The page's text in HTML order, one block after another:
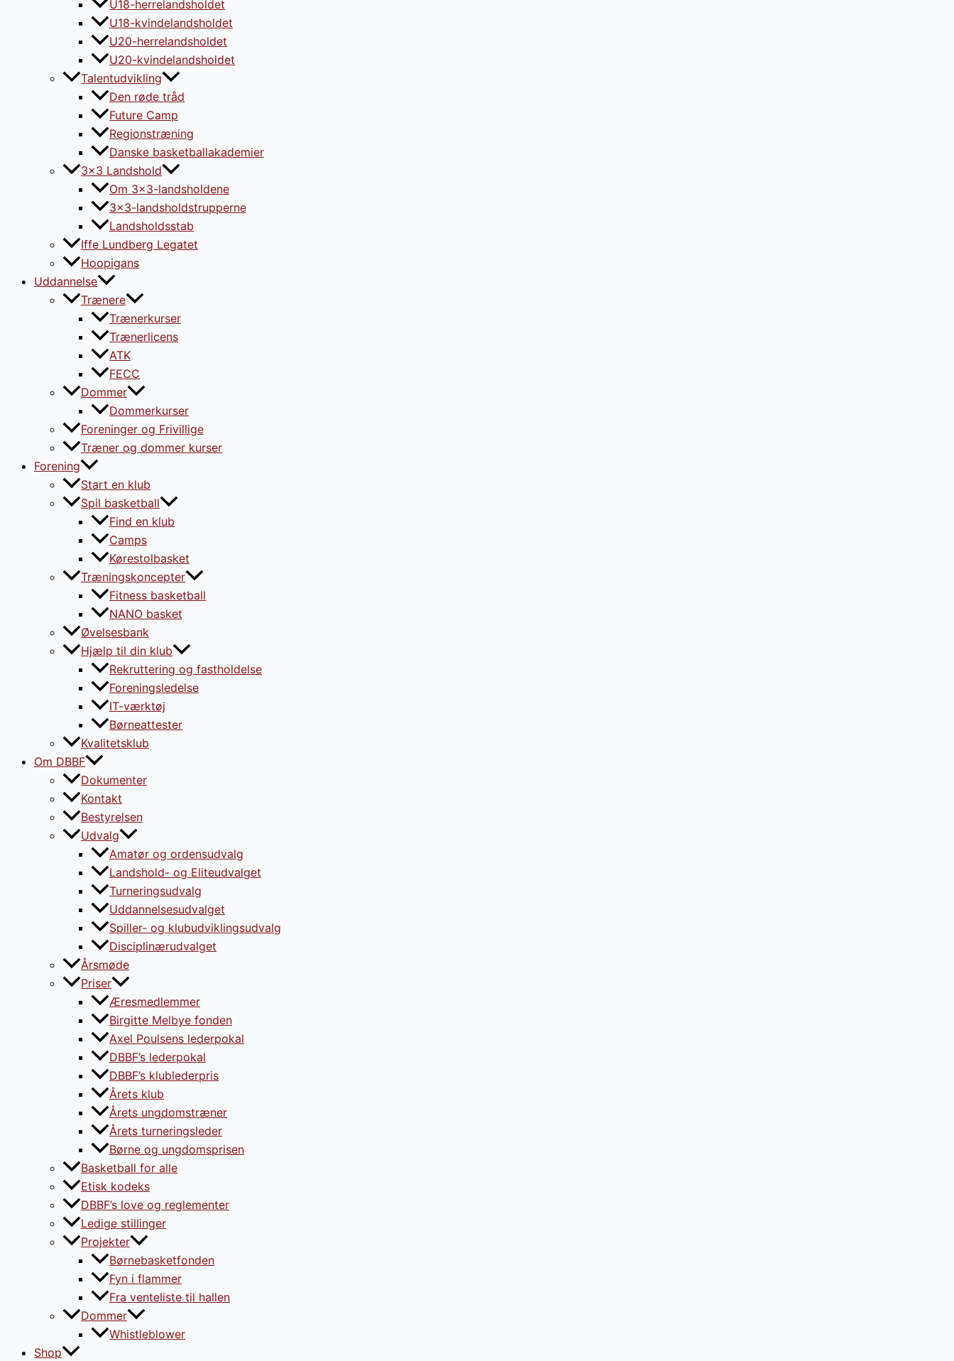
U18-herrelandsholdet
U18-kvindelandsholdet
U20-herrelandsholdet
U20-kvindelandsholdet
Talentudvikling
Den røde tråd
Future Camp
Regionstræning
Danske basketballakademier
3×3 Landshold
Om 3×3-landsholdene
3×3-landsholdstrupperne
Landsholdsstab
Iffe Lundberg Legatet
Hoopigans
Uddannelse
Trænere
Trænerkurser
Trænerlicens
ATK
FECC
Dommer
Dommerkurser
Foreninger og Frivillige
Træner og dommer kurser
Forening
Start en klub
Spil basketball
Find en klub
Camps
Kørestolbasket
Træningskoncepter
Fitness basketball
NANO basket
Øvelsesbank
Hjælp til din klub
Rekruttering og fastholdelse
Foreningsledelse
IT-værktøj
Børneattester
Kvalitetsklub
Om DBBF
Dokumenter
Kontakt
Bestyrelsen
Udvalg
Amatør og ordensudvalg
Landshold- og Eliteudvalget
Turneringsudvalg
Uddannelsesudvalget
Spiller- og klubudviklingsudvalg
Disciplinærudvalget
Årsmøde
Priser
Æresmedlemmer
Birgitte Melbye fonden
Axel Poulsens lederpokal
DBBF’s lederpokal
DBBF’s klublederpris
Årets klub
Årets ungdomstræner
Årets turneringsleder
Børne og ungdomsprisen
Basketball for alle
Etisk kodeks
DBBF’s love og reglementer
Ledige stillinger
Projekter
Børnebasketfonden
Fyn i flammer
Fra venteliste til hallen
Dommer
Whistleblower
Shop